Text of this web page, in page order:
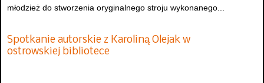
młodzież do stworzenia oryginalnego stroju wykonanego...
Spotkanie autorskie z Karoliną Olejak w
ostrowskiej bibliotece